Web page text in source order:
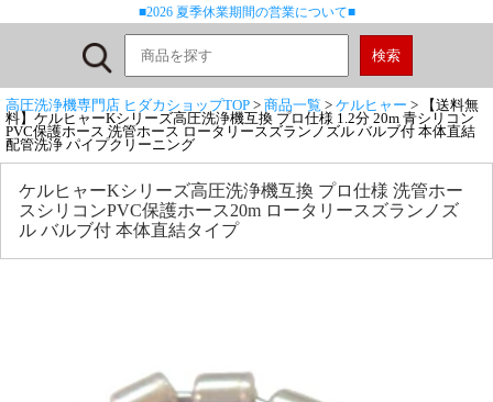
■2026 夏季休業期間の営業について■
高圧洗浄機専門店 ヒダカショップTOP > 商品一覧 > ケルヒャー > 【送料無
料】ケルヒャーKシリーズ高圧洗浄機互換 プロ仕様 1.2分 20m 青シリコン
PVC保護ホース 洗管ホース ロータリースズランノズル バルブ付 本体直結
配管洗浄 パイプクリーニング
ケルヒャーKシリーズ高圧洗浄機互換 プロ仕様 洗管ホー
スシリコンPVC保護ホース20m ロータリースズランノズ
ル バルブ付 本体直結タイプ